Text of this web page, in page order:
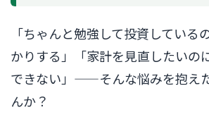
「ちゃんと勉強して投資している
かりする」「家計を見直したいの
できない」——そんな悩みを抱え
んか？